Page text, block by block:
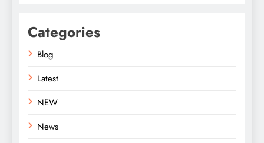
Categories
Blog
Latest
NEW
News